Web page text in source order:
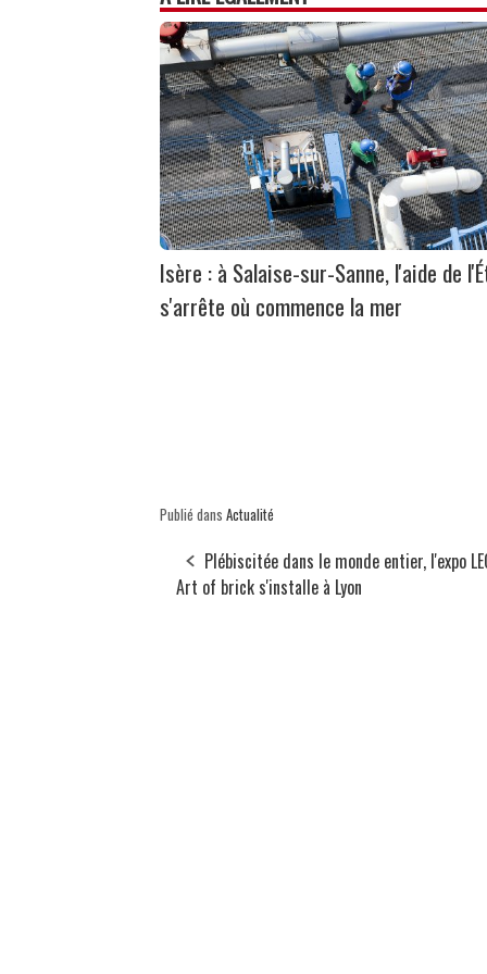
Isère : à Salaise-sur-Sanne, l'aide de
s'arrête où commence la mer
Publié dans Actualité
Plébiscitée dans le monde entier, l'expo
Art of brick s'installe à Lyon